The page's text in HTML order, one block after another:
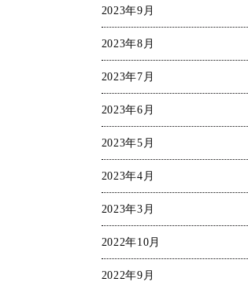
2023年9月
2023年8月
2023年7月
2023年6月
2023年5月
2023年4月
2023年3月
2022年10月
2022年9月